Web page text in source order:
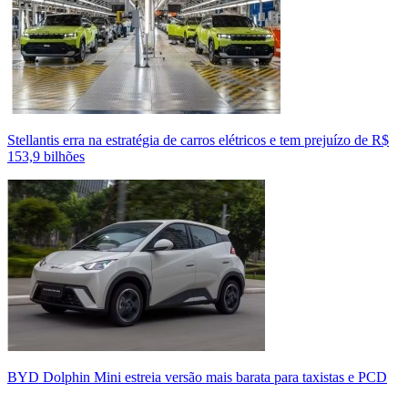
Stellantis erra na estratégia de carros elétricos e tem prejuízo de R$
153,9 bilhões
BYD Dolphin Mini estreia versão mais barata para taxistas e PCD